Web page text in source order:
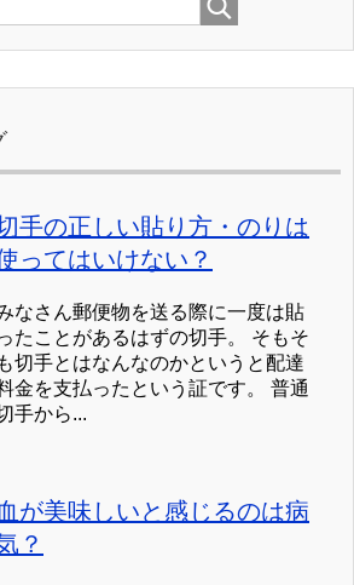
手の正しい貼り方・のりは
ってはいけない？
なさん郵便物を送る際に一度は貼
たことがあるはずの切手。 そもそ
も切手とはなんなのかというと配達
金を支払ったという証です。 普通
手から...
が美味しいと感じるのは病
？